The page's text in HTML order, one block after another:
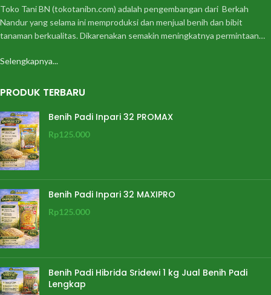
Toko Tani BN (tokotanibn.com) adalah pengembangan dari Berkah
Nandur yang selama ini memproduksi dan menjual benih dan bibit
tanaman berkualitas. Dikarenakan semakin meningkatnya permintaan…
Selengkapnya...
PRODUK TERBARU
Benih Padi Inpari 32 PROMAX
Rp125.000
Benih Padi Inpari 32 MAXIPRO
Rp125.000
Benih Padi Hibrida Sridewi 1 kg Jual Benih Padi
Lengkap